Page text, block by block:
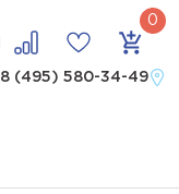
8 (495) 580-34-49